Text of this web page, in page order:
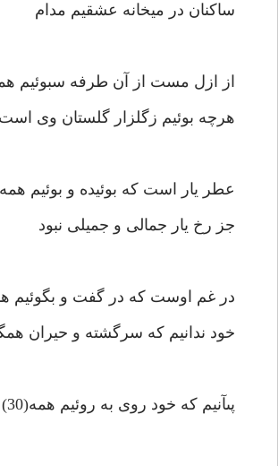
ساكنان در ميخانه عشقيم مدام‏
از ازل مست از آن طرفه سبوئيم
هرچه بوئيم زگلزار گلستان وى است‏
عطر يار است كه بوئيده و بوئيم همه‏
جز رخ يار جمالى و جميلى نبود
در غم اوست كه در گفت و بگوئيم
خود ندانيم كه سرگشته و حيران
پى‏آنيم كه خود روى به روئيم همه(30)